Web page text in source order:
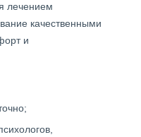
лечением
качественными
и